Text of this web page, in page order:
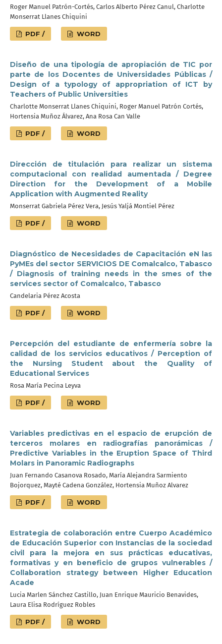
Roger Manuel Patrón-Cortés, Carlos Alberto Pérez Canul, Charlotte
Monserrat Llanes Chiquini
PDF / WORD
Diseño de una tipología de apropiación de TIC por
parte de los Docentes de Universidades Públicas /
Design of a typology of appropriation of ICT by
Teachers of Public Universities
Charlotte Monserrat Llanes Chiquini, Roger Manuel Patrón Cortés,
Hortensia Muñoz Álvarez, Ana Rosa Can Valle
PDF / WORD
Dirección de titulación para realizar un sistema
computacional con realidad aumentada / Degree
Direction for the Development of a Mobile
Application with Augmented Reality
Monserrat Gabriela Pérez Vera, Jesús Yaljá Montiel Pérez
PDF / WORD
Diagnóstico de Necesidades de Capacitación eN las
PyMEs del sector SERVICIOS DE Comalcalco, Tabasco
/ Diagnosis of training needs in the smes of the
services sector of Comalcalco, Tabasco
Candelaria Pérez Acosta
PDF / WORD
Percepción del estudiante de enfermería sobre la
calidad de los servicios educativos / Perception of
the Nursing Student about the Quality of
Educational Services
Rosa María Pecina Leyva
PDF / WORD
Variables predictivas en el espacio de erupción de
terceros molares en radiografías panorámicas /
Predictive Variables in the Eruption Space of Third
Molars in Panoramic Radiographs
Juan Fernando Casanova Rosado, María Alejandra Sarmiento
Bojorquez, Mayté Cadena González, Hortensia Muñoz Alvarez
PDF / WORD
Estrategia de colaboración entre Cuerpo Académico
de Educación Superior con Instancias de la sociedad
civil para la mejora en sus prácticas educativas,
formativas y en beneficio de grupos vulnerables /
Collaboration strategy between Higher Education
Acade
Lucia Marlen Sánchez Castillo, Juan Enrique Mauricio Benavides,
Laura Elisa Rodríguez Robles
PDF / WORD